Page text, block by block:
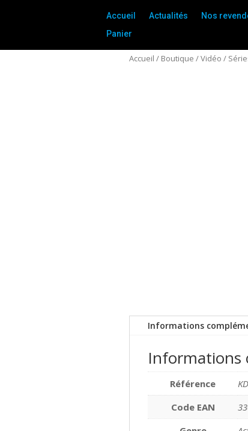
Accueil Actualités Nos
Panier
Accueil / Boutique /Vidéo /
Informations
Informations
Référence
Code EAN